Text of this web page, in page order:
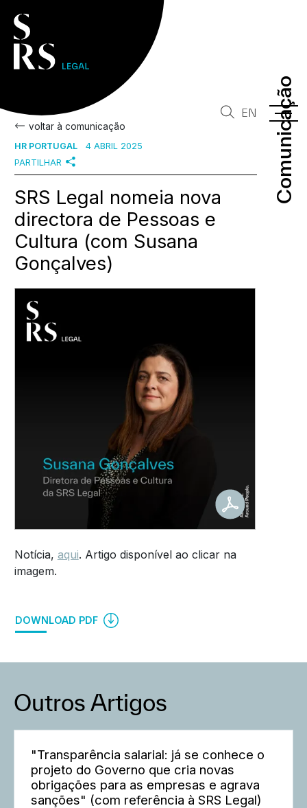
Comunicação
Comunicação
EN
voltar à comunicação
HR PORTUGAL
4 ABRIL 2025
PARTILHAR
SRS Legal nomeia nova
directora de Pessoas e
Cultura (com Susana
Gonçalves)
Notícia, aqui. Artigo disponível ao clicar na
imagem.
DOWNLOAD PDF
Outros Artigos
"Transparência salarial: já se conhece o
projeto do Governo que cria novas
obrigações para as empresas e agrava
sanções" (com referência à SRS Legal)